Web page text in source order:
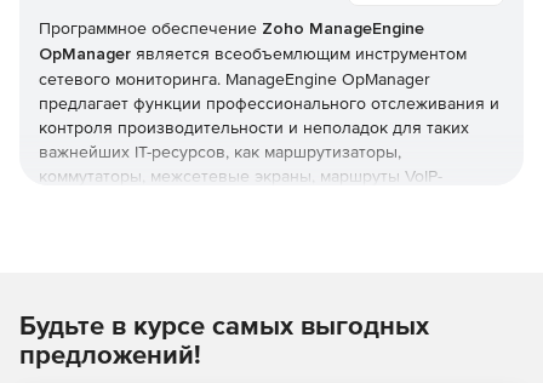
Программное обеспечение Zoho ManageEngine
OpManager является всеобъемлющим инструментом
сетевого мониторинга. ManageEngine OpManager
предлагает функции профессионального отслеживания и
контроля производительности и неполадок для таких
важнейших IT-ресурсов, как маршрутизаторы,
коммутаторы, межсетевые экраны, маршруты VoIP-
организационные политики мониторинга в оперативном
режиме и на нескольких устройствах.
Мониторинг производительности сети:
Будьте в курсе самых выгодных
предложений!